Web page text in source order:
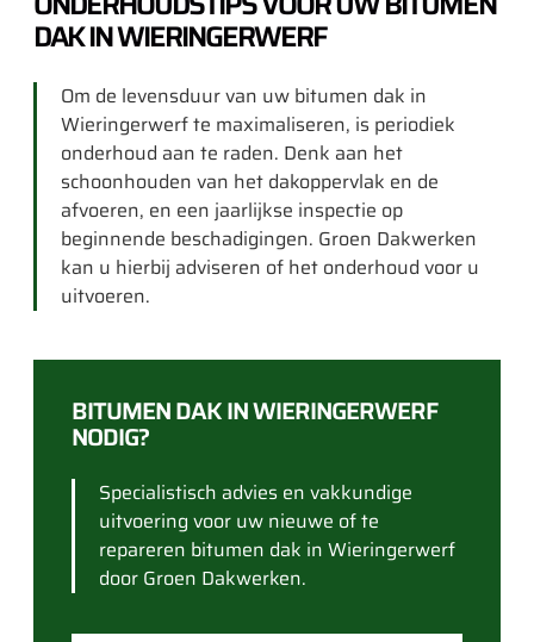
DAK IN WIERINGERWERF
Om de levensduur van uw bitumen dak in
Wieringerwerf te maximaliseren, is periodiek
onderhoud aan te raden. Denk aan het
schoonhouden van het dakoppervlak en de
afvoeren, en een jaarlijkse inspectie op
beginnende beschadigingen. Groen Dakwerken
kan u hierbij adviseren of het onderhoud voor u
uitvoeren.
BITUMEN DAK IN WIERINGERWERF
NODIG?
Specialistisch advies en vakkundige
uitvoering voor uw nieuwe of te
repareren bitumen dak in Wieringerwerf
door Groen Dakwerken.